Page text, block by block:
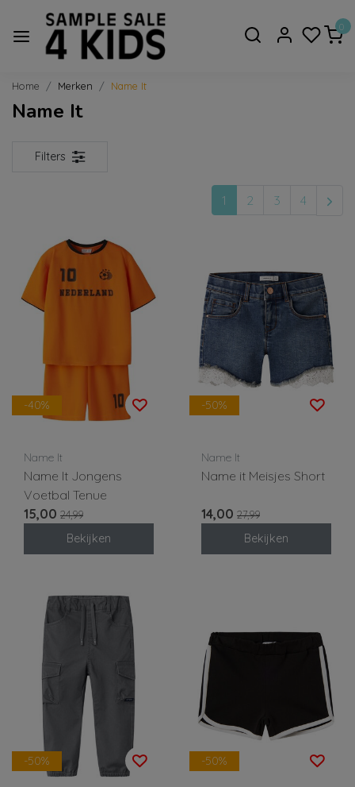
0
Home Merken Name It
Name It
Filters
1 2 3 4
-40%
Name It
Name It Jongens
Voetbal Tenue
15,00 24,99
Bekijken
-50%
Name It
Name it Meisjes Short
14,00 27,99
Bekijken
-50% -50%